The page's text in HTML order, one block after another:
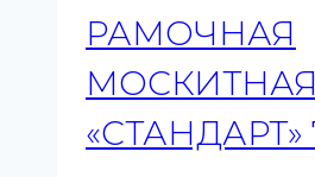
РАМОЧНАЯ
«СТАНДАРТ»